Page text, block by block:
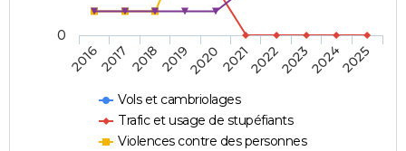
Vols et cambriolages
Trafic et usage de stupéfiants
Violences contre des personnes
20162017 20182019202020212022202320242025
0